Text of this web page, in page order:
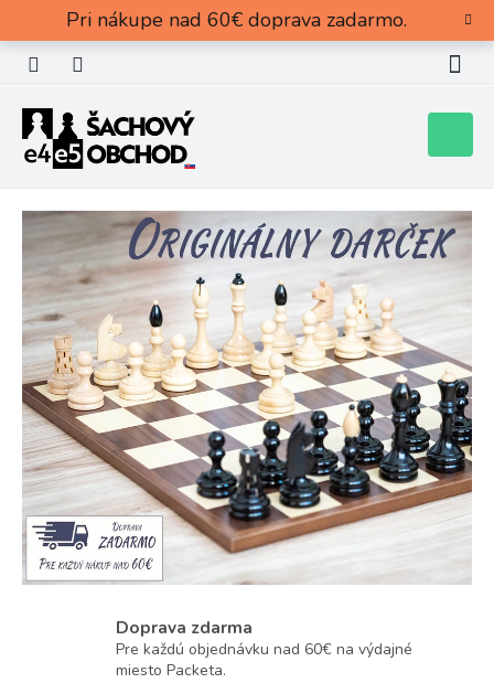
obsah
Pri nákupe nad 60€ doprava zadarmo.
košík
.
.
.
Doprava zdarma
Pre každú objednávku nad 60€ na výdajné
miesto Packeta.